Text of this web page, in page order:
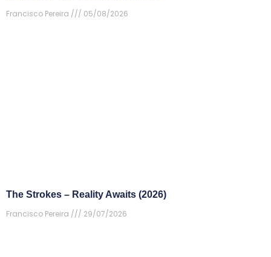
Francisco Pereira
05/08/2026
The Strokes – Reality Awaits (2026)
Francisco Pereira
29/07/2026